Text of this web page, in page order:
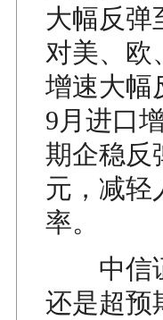
大幅反弹
对美、欧
增速大幅
9月进口
期企稳反
元，减轻
率。
中信证
还是超预